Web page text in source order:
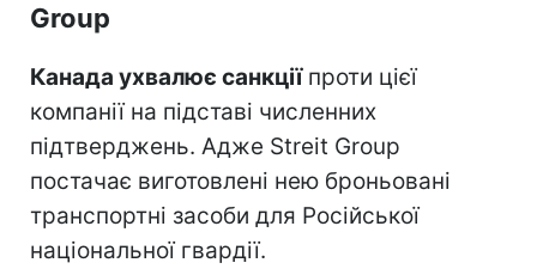
Group
Канада ухвалює санкціїпроти цієї
компанії на підставі численних
підтверджень. Адже Streit Group
постачає виготовлені нею броньовані
транспортні засоби для Російської
національної гвардії.